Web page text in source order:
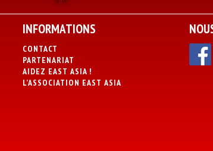
INFORMATIONS
CONTACT
PARTENARIAT
AIDEZ EAST ASIA !
L’ASSOCIATION EAST ASIA